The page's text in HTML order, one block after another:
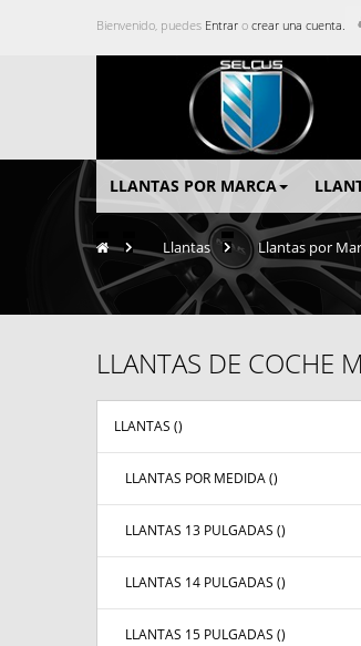
Bienvenido, puedes Entrar o crear una cuenta.
LLANTAS POR MARCA
> Llantas > Llantas por
LLANTAS DE COCHE
LLANTAS ()
LLANTAS POR MEDIDA ()
LLANTAS 13 PULGADAS ()
LLANTAS 14 PULGADAS ()
LLANTAS 15 PULGADAS ()